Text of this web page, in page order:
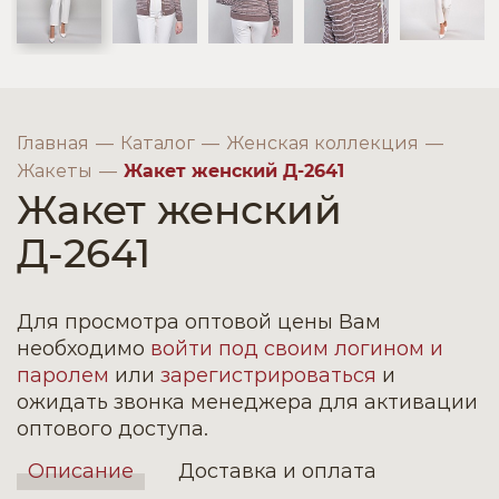
Главная Каталог
Женская коллекция
Жакеты
Жакет женский Д-2641
Жакет женский
Д-2641
Для просмотра оптовой цены Вам
необходимо войти под своим логином и
паролем или зарегистрироваться и
ожидать звонка менеджера для активации
оптового доступа.
Описание
Доставка и оплата